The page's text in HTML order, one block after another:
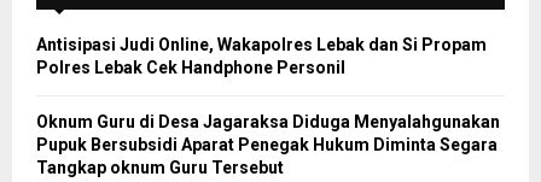
Antisipasi Judi Online, Wakapolres Lebak dan Si Propam
Polres Lebak Cek Handphone Personil
Oknum Guru di Desa Jagaraksa Diduga Menyalahgunakan
Pupuk Bersubsidi Aparat Penegak Hukum Diminta Segara
Tangkap oknum Guru Tersebut